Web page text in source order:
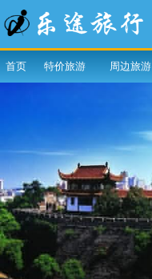
首页 特价旅游 周边旅游